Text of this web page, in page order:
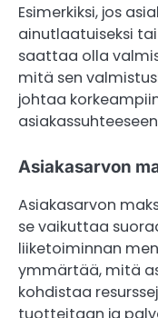
Esimerkiksi, jos
ainutlaatuiseksi
saattaa olla
mitä sen
johtaa
Asiakasarvon
Asiakasarvon
se vaikuttaa
liiketoiminnan
ymmärtää, mitä
kohdistaa